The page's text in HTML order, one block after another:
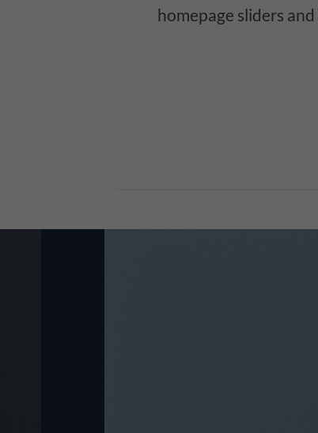
homepage sliders